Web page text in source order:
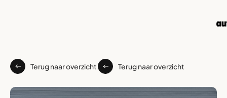
Terug naar overzicht Terug naar overzicht